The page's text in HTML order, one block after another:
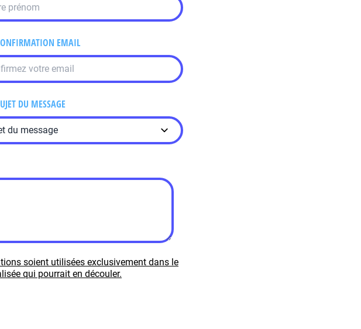
EMAIL
DU MESSAGE
soient utilisées exclusivement dans le
qui pourrait en découler.